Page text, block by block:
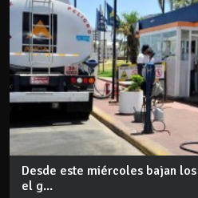
Desde este miércoles bajan
el g...